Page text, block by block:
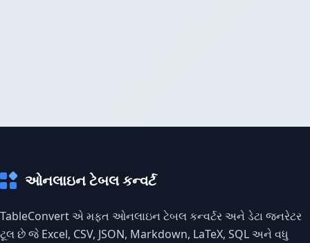
ઓનલાઇન ટેબલ કન્વર્ટ
TableConvert એ મફત ઓનલાઇન ટેબલ કન્વર્ટર અને ડેટા જનરેટર
ટૂલ છે જે Excel, CSV, JSON, Markdown, LaTeX, SQL અને વધુ